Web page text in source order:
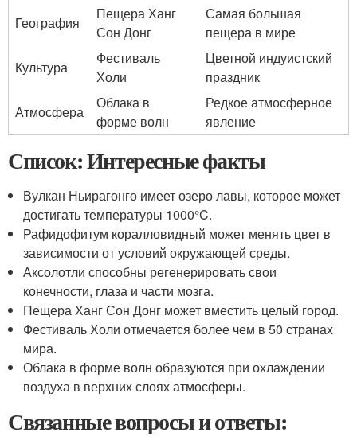
География
Пещера Ханг
Сон Донг
Самая большая
пещера в мире
Культура
Фестиваль
Холи
Цветной индуистский
праздник
Атмосфера
Облака в
форме волн
Редкое атмосферное
явление
Список: Интересные факты
Вулкан Ньирагонго имеет озеро лавы, которое может
достигать температуры 1000°C.
Рафидофитум коралловидный может менять цвет в
зависимости от условий окружающей среды.
Аксолотли способны регенерировать свои
конечности, глаза и части мозга.
Пещера Ханг Сон Донг может вместить целый город.
Фестиваль Холи отмечается более чем в 50 странах
мира.
Облака в форме волн образуются при охлаждении
воздуха в верхних слоях атмосферы.
Связанные вопросы и ответы: